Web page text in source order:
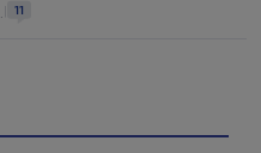
11